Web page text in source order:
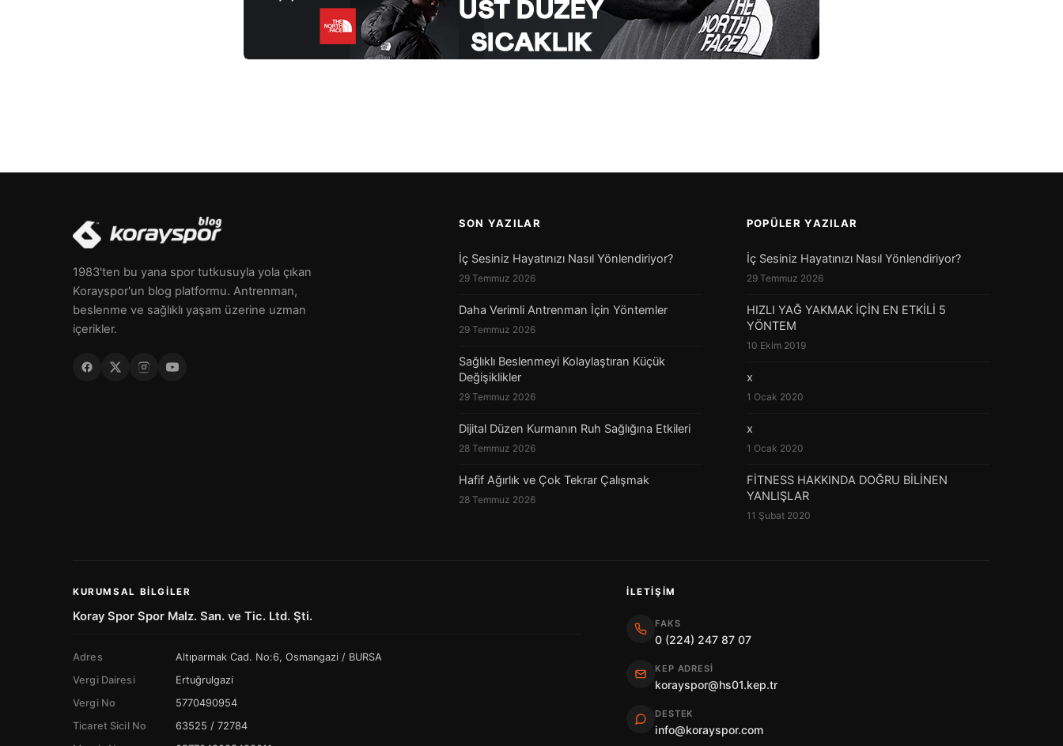
1983'ten bu yana spor tutkusuyla yola çıkan
Korayspor'un blog platformu. Antrenman,
beslenme ve sağlıklı yaşam üzerine uzman
içerikler.
SON YAZILAR
İç Sesiniz Hayatınızı Nasıl Yönlendiriyor?
29 Temmuz 2026
Daha Verimli Antrenman İçin Yöntemler
29 Temmuz 2026
Sağlıklı Beslenmeyi Kolaylaştıran Küçük
Değişiklikler
29 Temmuz 2026
Dijital Düzen Kurmanın Ruh Sağlığına Etkileri
28 Temmuz 2026
Hafif Ağırlık ve Çok Tekrar Çalışmak
28 Temmuz 2026
POPÜLER YAZILAR
İç Sesiniz Hayatınızı Nasıl Yönlendiriyor?
29 Temmuz 2026
HIZLI YAĞ YAKMAK İÇİN EN ETKİLİ 5
YÖNTEM
10 Ekim 2019
x
1 Ocak 2020
x
1 Ocak 2020
FİTNESS HAKKINDA DOĞRU BİLİNEN
YANLIŞLAR
11 Şubat 2020
KURUMSAL BILGILER
Koray Spor Spor Malz. San. ve Tic. Ltd. Şti.
Adres
Altıparmak Cad. No:6, Osmangazi / BURSA
Vergi Dairesi
Ertuğrulgazi
Vergi No
5770490954
Ticaret Sicil No
63525 / 72784
İLETIŞIM
FAKS
0 (224) 247 87 07
KEP ADRESI
korayspor@hs01.kep.tr
DESTEK
info@korayspor.com